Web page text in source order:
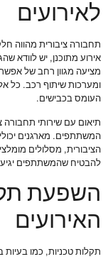
לאירועים
תחבורה ציבורית מהווה
אירוע מתוכנן, יש לוודא
מציעה מגוון רחב של
ומערכות שיתוף רכב. כל
העומס בכבישים.
תיאום עם שירותי תחבורה
המשתתפים. מארגנים
הציבורית, מסלולים
להבטיח שהמשתתפים
השפעת
האירועים
תקלות טכניות, כמו